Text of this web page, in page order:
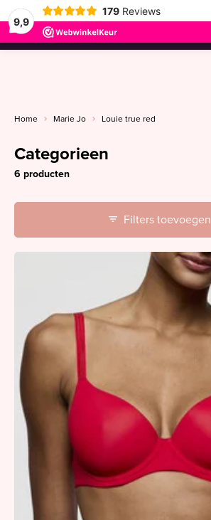
9,9
179 Reviews
menu
Home Marie Jo Louie true red
Categorieen
6 producten
Filters toevoegen